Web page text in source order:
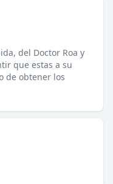
del Doctor Roa y
que estas a su
de obtener los